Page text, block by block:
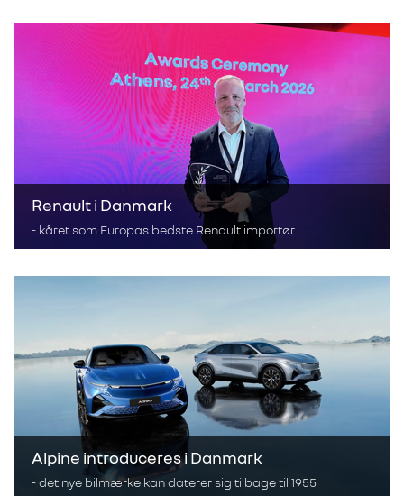
Renault i Danmark
- kåret som Europas bedste Renault importør
Alpine introduceres i Danmark
- det nye bilmærke kan daterer sig tilbage til 1955